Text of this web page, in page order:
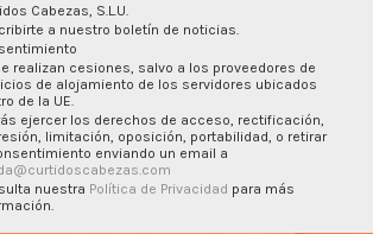
Cabezas, S.L.U.
a nuestro boletín de noticias.
realizan cesiones, salvo a los proveedores de
de alojamiento de los servidores ubicados
de la UE.
ejercer los derechos de acceso, rectificación,
limitación, oposición, portabilidad, o retirar
enviando un email a
nuestra Política de Privacidad para más